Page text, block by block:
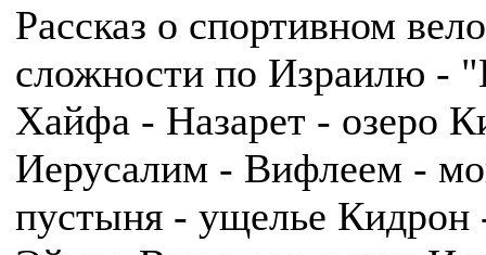
Рассказ о спортивном
сложности по Израилю -
Хайфа - Назарет - озеро
Иерусалим - Вифлеем -
пустыня - ущелье